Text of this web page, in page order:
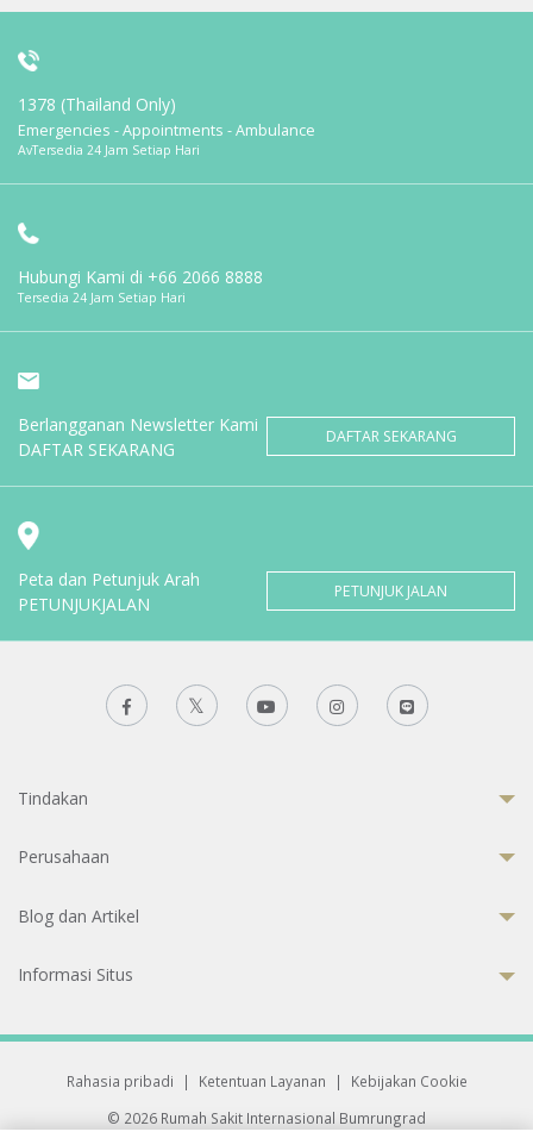
1378 (Thailand Only)
Emergencies - Appointments - Ambulance
AvTersedia 24 Jam Setiap Hari
Hubungi Kami di +66 2066 8888
Tersedia 24 Jam Setiap Hari
Berlangganan Newsletter Kami
DAFTAR SEKARANG
DAFTAR SEKARANG
Peta dan Petunjuk Arah
PETUNJUKJALAN
PETUNJUK JALAN
Tindakan
Perusahaan
Blog dan Artikel
Informasi Situs
Rahasia pribadi | Ketentuan Layanan |
Kebijakan Cookie
© 2026 Rumah Sakit Internasional Bumrungrad